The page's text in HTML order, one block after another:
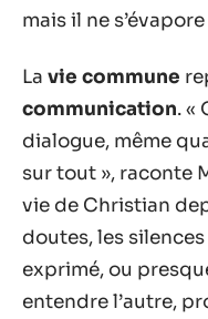
mais il ne
La vie commune
communication. «
dialogue, même
sur tout », raconte
vie de Christian
doutes, les
exprimé, ou
entendre l’autre,